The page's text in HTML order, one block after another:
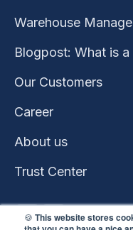
🍪 This website stores
Warehouse
Blogpost: What is a
Our Customers
Career
About us
Trust Center